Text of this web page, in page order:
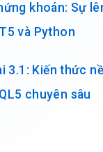
khoán: Sự
và Python
3.1: Kiến thức
chuyên sâu